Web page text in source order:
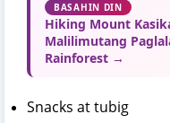
BASAHIN DIN
Hiking Mount
Malilimutang
Rainforest →
Snacks at tubig